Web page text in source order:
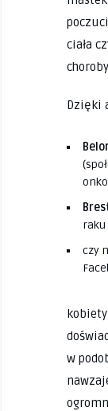
ciała
Dzięki
raku
czy
w